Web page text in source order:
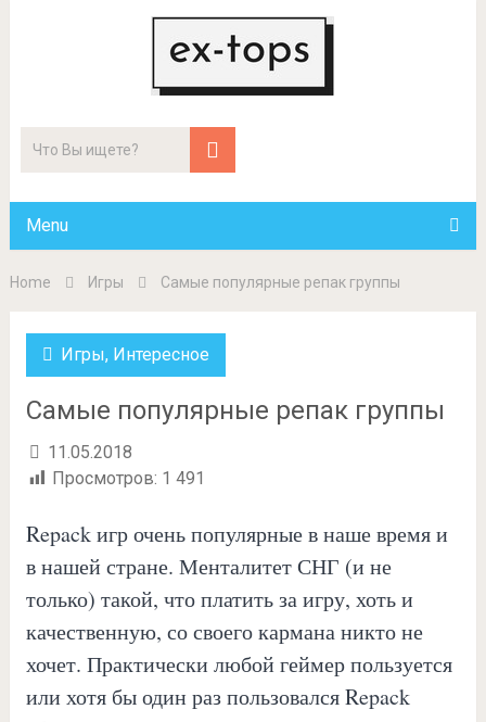
Menu
Home Игры Самые популярные репак группы
Игры, Интересное
Самые популярные репак группы
11.05.2018
Просмотров: 1 491
Repack игр очень популярные в наше время и
в нашей стране. Менталитет СНГ (и не
только) такой, что платить за игру, хоть и
качественную, со своего кармана никто не
хочет. Практически любой геймер пользуется
или хотя бы один раз пользовался Repack